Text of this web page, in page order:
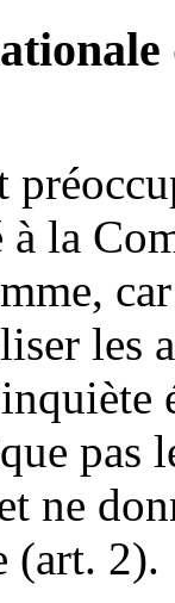
la
les
pas
ne
(art. 2).